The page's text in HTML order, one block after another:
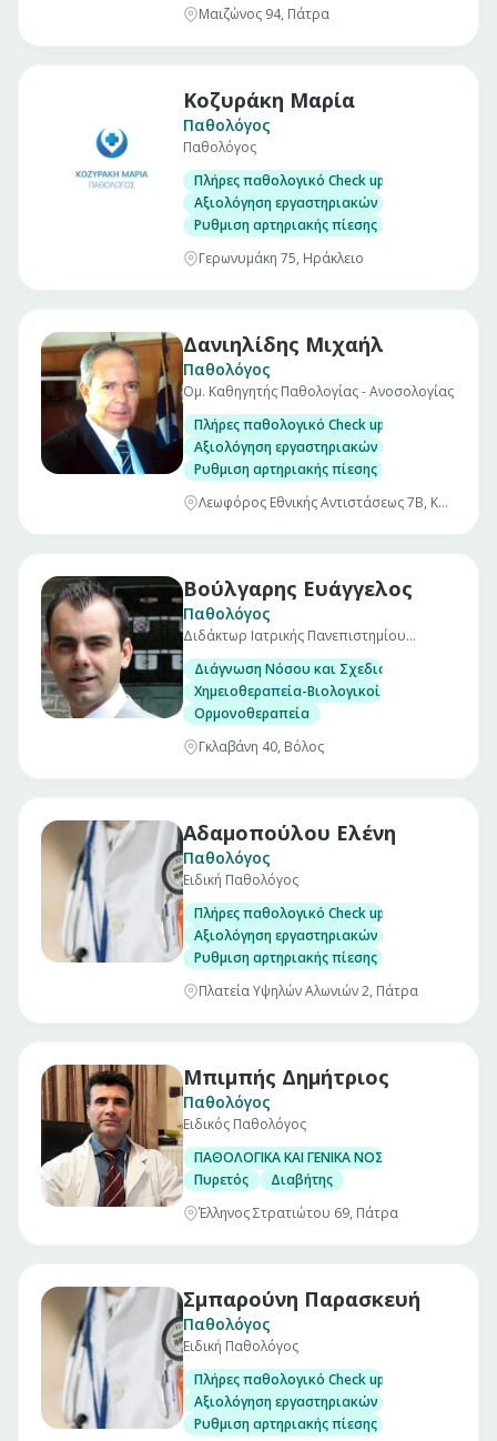
Μαιζώνος 94, Πάτρα
Κοζυράκη Μαρία
Παθολόγος
Παθολόγος
Πλήρες παθολογικό Check up σε άνδρες και
Αξιολόγηση εργαστηριακών εξετάσεων
Ρυθμιση αρτηριακής πίεσης
Γερωνυμάκη 75, Ηράκλειο
Δανιηλίδης Μιχαήλ
Παθολόγος
Ομ. Καθηγητής Παθολογίας - Ανοσολογίας
Πλήρες παθολογικό Check up σε άνδρες και
Αξιολόγηση εργαστηριακών εξετάσεων
Ρυθμιση αρτηριακής πίεσης
Λεωφόρος Εθνικής Αντιστάσεως 7Β, Καλαμαριά Θεσσαλονίκης
Βούλγαρης Ευάγγελος
Παθολόγος
Διδάκτωρ Ιατρικής Πανεπιστημίου
Διάγνωση Νόσου και Σχεδιασμός
Χημειοθεραπεία-Βιολογικοί Παράγοντες
Ορμονοθεραπεία
Γκλαβάνη 40, Βόλος
Αδαμοπούλου Ελένη
Παθολόγος
Ειδική Παθολόγος
Πλήρες παθολογικό Check up σε άνδρες και
Αξιολόγηση εργαστηριακών εξετάσεων
Ρυθμιση αρτηριακής πίεσης
Πλατεία Υψηλών Αλωνιών 2, Πάτρα
Μπιμπής Δημήτριος
Παθολόγος
Ειδικός Παθολόγος
ΠΑΘΟΛΟΓΙΚΑ ΚΑΙ ΓΕΝΙΚΑ ΝΟΣΗΜΑΤΑ
Πυρετός
Διαβήτης
Έλληνος Στρατιώτου 69, Πάτρα
Σμπαρούνη Παρασκευή
Παθολόγος
Ειδική Παθολόγος
Πλήρες παθολογικό Check up σε άνδρες και
Αξιολόγηση εργαστηριακών εξετάσεων
Ρυθμιση αρτηριακής πίεσης